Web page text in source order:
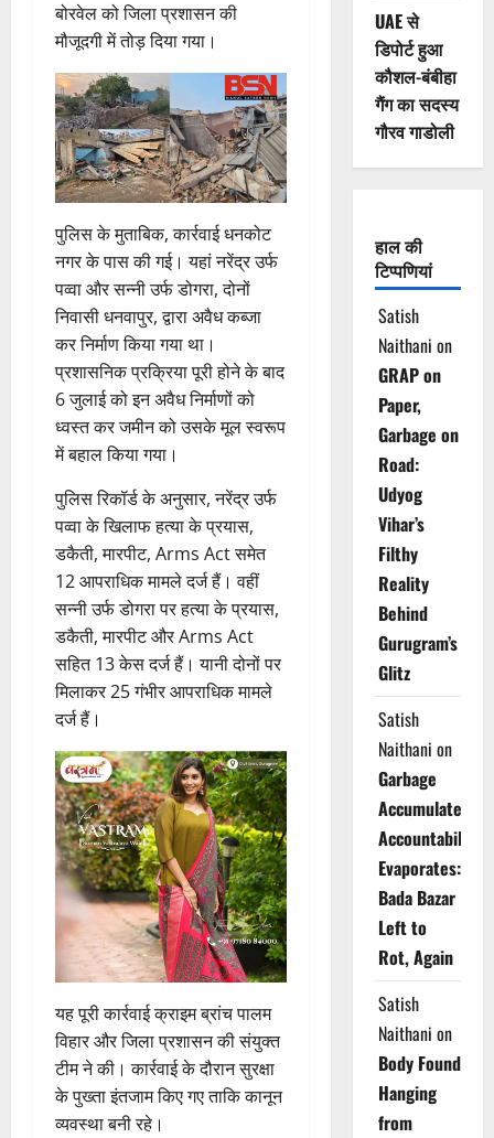
बोरवेल को जिला प्रशासन की
मौजूदगी में तोड़ दिया गया।
पुलिस के मुताबिक, कार्रवाई धनकोट
नगर के पास की गई। यहां नरेंद्र उर्फ
पव्वा और सन्नी उर्फ डोगरा, दोनों
निवासी धनवापुर, द्वारा अवैध कब्जा
कर निर्माण किया गया था।
प्रशासनिक प्रक्रिया पूरी होने के बाद
6 जुलाई को इन अवैध निर्माणों को
ध्वस्त कर जमीन को उसके मूल स्वरूप
में बहाल किया गया।
पुलिस रिकॉर्ड के अनुसार, नरेंद्र उर्फ
पव्वा के खिलाफ हत्या के प्रयास,
डकैती, मारपीट, Arms Act समेत
12 आपराधिक मामले दर्ज हैं। वहीं
सन्नी उर्फ डोगरा पर हत्या के प्रयास,
डकैती, मारपीट और Arms Act
सहित 13 केस दर्ज हैं। यानी दोनों पर
मिलाकर 25 गंभीर आपराधिक मामले
दर्ज हैं।
यह पूरी कार्रवाई क्राइम ब्रांच पालम
विहार और जिला प्रशासन की संयुक्त
टीम ने की। कार्रवाई के दौरान सुरक्षा
के पुख्ता इंतजाम किए गए ताकि कानून
व्यवस्था बनी रहे।
UAE से
डिपोर्ट हुआ
कौशल-बंबीहा
गैंग का सदस्य
गौरव गाडोली
हाल की
टिप्पणियां
Satish
Naithani on
GRAP on
Paper,
Garbage on
Road:
Udyog
Vihar’s
Filthy
Reality
Behind
Gurugram’s
Glitz
Satish
Naithani on
Garbage
Accumulates,
Accountability
Evaporates:
Bada Bazar
Left to
Rot, Again
Satish
Naithani on
Body Found
Hanging
from